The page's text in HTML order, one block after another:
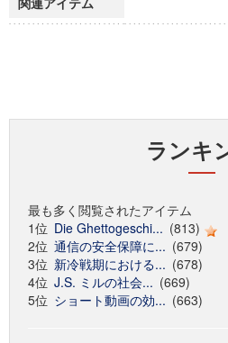
ランキ
最も多く閲覧されたアイテム
1位 Die Ghettogeschi... (813)
2位 通信の安全保障に... (679)
3位 新冷戦期における... (678)
4位 J.S. ミルの社会... (669)
5位 ショート動画の効... (663)